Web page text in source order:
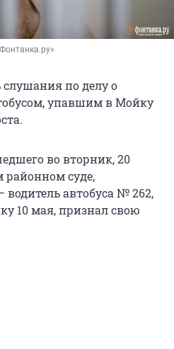
слушания по делу о
упавшим в Мойку
во вторник, 20
районном суде,
автобуса № 262,
10 мая, признал свою